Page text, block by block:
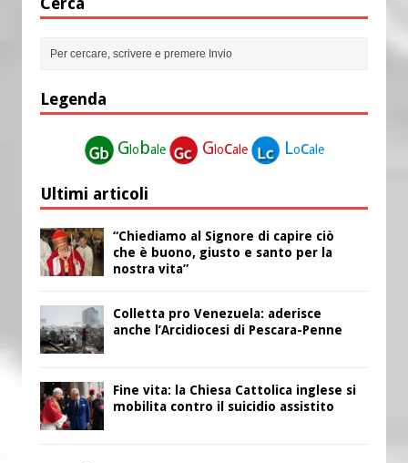
Legenda
G lobale G locale Locale
Ultimi articoli
“Chiediamo al Signore di capire ciò
che è buono, giusto e santo per la
nostra vita”
Colletta pro Venezuela: aderisce
anche l’Arcidiocesi di Pescara-Penne
Fine vita: la Chiesa Cattolica inglese si
mobilita contro il suicidio assistito